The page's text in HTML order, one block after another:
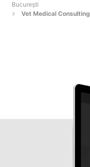
Bucureşti
Vet Medical Consulting